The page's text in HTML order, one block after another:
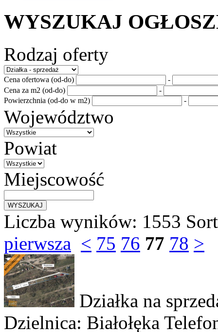
WYSZUKAJ
Rodzaj oferty
Cena ofertowa (od-do)
-
Cena za m2 (od-do)
-
Powierzchnia (od-do w m2)
-
Województwo
Powiat
Miejscowość
Liczba wyników: 1553
pierwsza < 75 76 77 78 >
Działka na
Dzielnica: Białołęka